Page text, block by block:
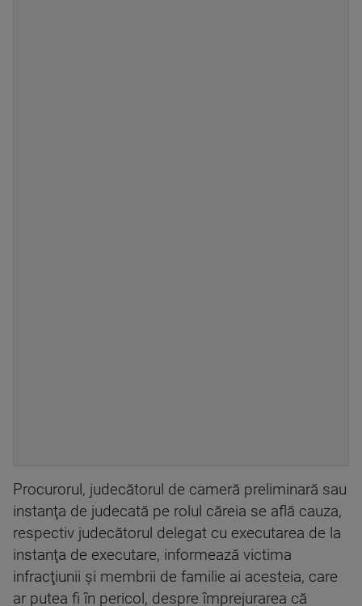
Procurorul, judecătorul de cameră preliminară sau
instanţa de judecată pe rolul căreia se află cauza,
respectiv judecătorul delegat cu executarea de la
instanţa de executare, informează victima
infracţiunii şi membrii de familie ai acesteia, care
ar putea fi în pericol, despre împrejurarea că